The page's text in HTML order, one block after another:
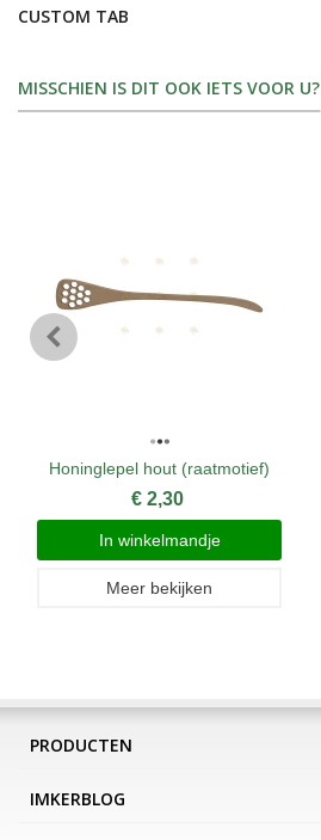
CUSTOM TAB
MISSCHIEN IS DIT OOK IETS VOOR U?
Honinglepel hout (raatmotief)
€ 2,30
In winkelmandje
Meer bekijken
PRODUCTEN
IMKERBLOG